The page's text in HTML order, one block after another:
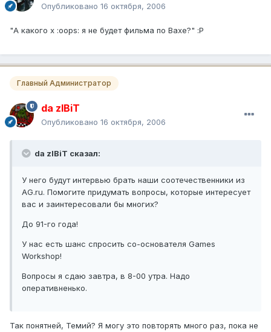
Опубликовано 16 октября, 2006
"А какого х :oops: я не будет фильма по Вахе?" :P
Главный Администратор
da zIBiT
Опубликовано 16 октября, 2006
da zIBiT сказал:
У него будут интервью брать наши соотечественники из
AG.ru. Помогите придумать вопросы, которые интересует
вас и заинтересовали бы многих?
До 91-го года!
У нас есть шанс спросить со-основателя Games
Workshop!
Вопросы я сдаю завтра, в 8-00 утра. Надо
оперативненько.
Так понятней, Темий? Я могу это повторять много раз, пока не